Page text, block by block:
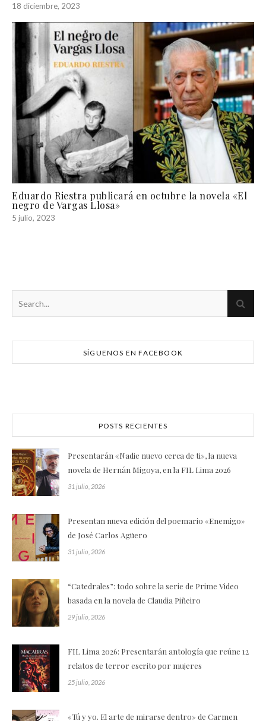
18 diciembre, 2023
Eduardo Riestra publicará en octubre la novela «El
negro de Vargas Llosa»
5 julio, 2023
SÍGUENOS EN FACEBOOK
POSTS RECIENTES
Presentarán «Nadie nuevo cerca de ti», la nueva
novela de Hernán Migoya, en la FIL Lima 2026
31 julio, 2026
Presentan nueva edición del poemario «Enemigo»
de José Carlos Agüero
31 julio, 2026
“Catedrales”: todo sobre la serie de Prime Video
basada en la novela de Claudia Piñeiro
29 julio, 2026
FIL Lima 2026: Presentarán antología que reúne 12
relatos de terror escrito por mujeres
25 julio, 2026
«Tú y yo. El arte de mirarse dentro» de Carmen